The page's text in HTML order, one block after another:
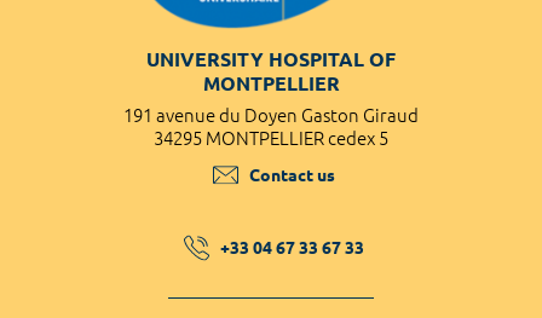
UNIVERSITY HOSPITAL OF
MONTPELLIER
191 avenue du Doyen Gaston Giraud
34295 MONTPELLIER cedex 5
Contact us
+33 04 67 33 67 33